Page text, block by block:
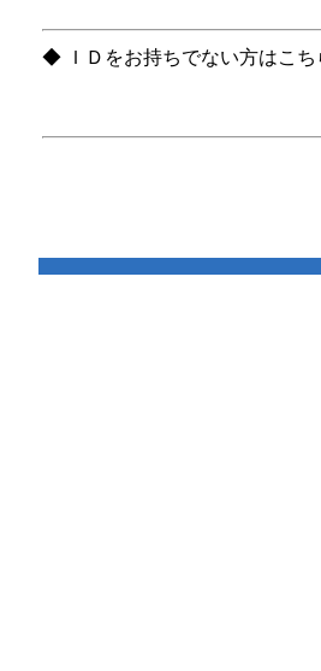
◆ ＩＤをお持ちでない方はこ